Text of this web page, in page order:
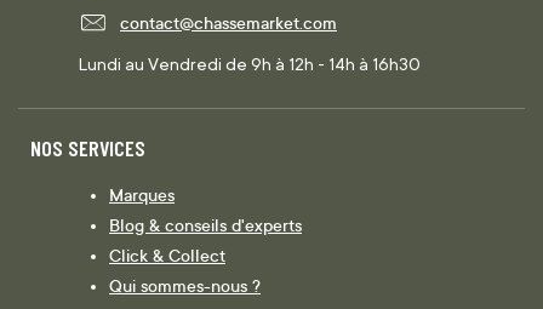
contact@chassemarket.com
Lundi au Vendredi de 9h à 12h - 14h à 16h30
NOS SERVICES
Marques
Blog & conseils d'experts
Click & Collect
Qui sommes-nous ?